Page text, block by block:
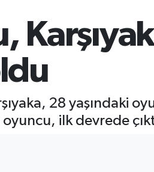
28 yaşındaki
ilk devrede